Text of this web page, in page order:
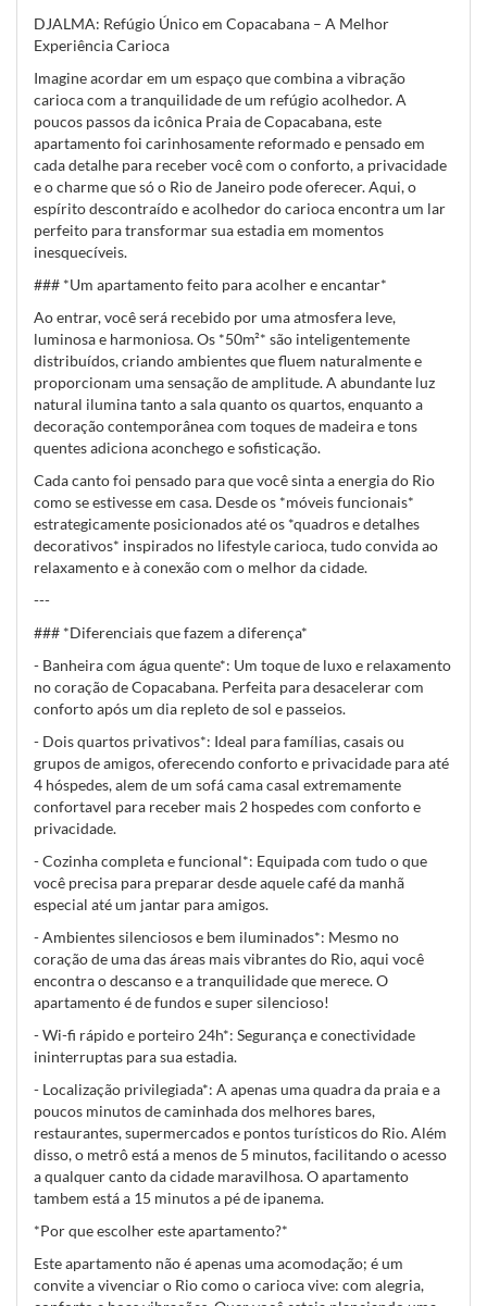
DJALMA: Refúgio Único em Copacabana – A Melhor
Experiência Carioca
Imagine acordar em um espaço que combina a vibração
carioca com a tranquilidade de um refúgio acolhedor. A
poucos passos da icônica Praia de Copacabana, este
apartamento foi carinhosamente reformado e pensado em
cada detalhe para receber você com o conforto, a privacidade
e o charme que só o Rio de Janeiro pode oferecer. Aqui, o
espírito descontraído e acolhedor do carioca encontra um lar
perfeito para transformar sua estadia em momentos
inesquecíveis.
### *Um apartamento feito para acolher e encantar*
Ao entrar, você será recebido por uma atmosfera leve,
luminosa e harmoniosa. Os *50m²* são inteligentemente
distribuídos, criando ambientes que fluem naturalmente e
proporcionam uma sensação de amplitude. A abundante luz
natural ilumina tanto a sala quanto os quartos, enquanto a
decoração contemporânea com toques de madeira e tons
quentes adiciona aconchego e sofisticação.
Cada canto foi pensado para que você sinta a energia do Rio
como se estivesse em casa. Desde os *móveis funcionais*
estrategicamente posicionados até os *quadros e detalhes
decorativos* inspirados no lifestyle carioca, tudo convida ao
relaxamento e à conexão com o melhor da cidade.
---
### *Diferenciais que fazem a diferença*
- Banheira com água quente*: Um toque de luxo e relaxamento
no coração de Copacabana. Perfeita para desacelerar com
conforto após um dia repleto de sol e passeios.
- Dois quartos privativos*: Ideal para famílias, casais ou
grupos de amigos, oferecendo conforto e privacidade para até
4 hóspedes, alem de um sofá cama casal extremamente
confortavel para receber mais 2 hospedes com conforto e
privacidade.
- Cozinha completa e funcional*: Equipada com tudo o que
você precisa para preparar desde aquele café da manhã
especial até um jantar para amigos.
- Ambientes silenciosos e bem iluminados*: Mesmo no
coração de uma das áreas mais vibrantes do Rio, aqui você
encontra o descanso e a tranquilidade que merece. O
apartamento é de fundos e super silencioso!
- Wi-fi rápido e porteiro 24h*: Segurança e conectividade
ininterruptas para sua estadia.
- Localização privilegiada*: A apenas uma quadra da praia e a
poucos minutos de caminhada dos melhores bares,
restaurantes, supermercados e pontos turísticos do Rio. Além
disso, o metrô está a menos de 5 minutos, facilitando o acesso
a qualquer canto da cidade maravilhosa. O apartamento
tambem está a 15 minutos a pé de ipanema.
*Por que escolher este apartamento?*
Este apartamento não é apenas uma acomodação; é um
convite a vivenciar o Rio como o carioca vive: com alegria,